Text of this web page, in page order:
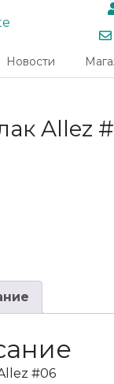
Новости
Allez
#06